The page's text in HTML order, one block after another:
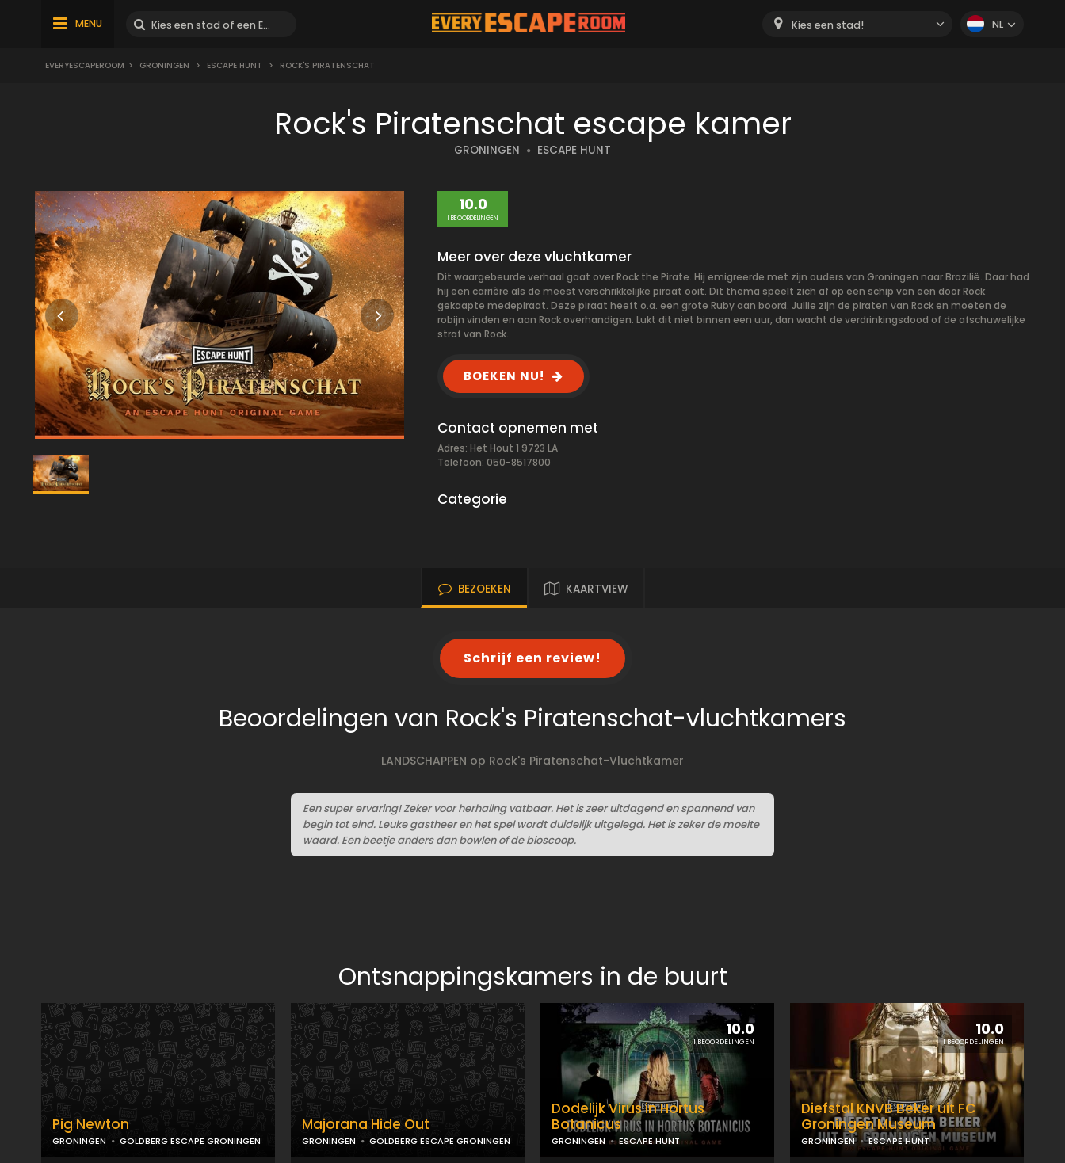
MENU Kies een stad! NL
EVERYESCAPEROOM > GRONINGEN > ESCAPE HUNT > ROCK'S PIRATENSCHAT
Rock's Piratenschat escape kamer
GRONINGEN ESCAPE HUNT
10.0
1 BEOORDELINGEN
Meer over deze vluchtkamer
Dit waargebeurde verhaal gaat over Rock the Pirate. Hij emigreerde met zijn ouders van Groningen naar Brazilië. Daar had
hij een carrière als de meest verschrikkelijke piraat ooit. Dit thema speelt zich af op een schip van een door Rock
gekaapte medepiraat. Deze piraat heeft o.a. een grote Ruby aan boord. Jullie zijn de piraten van Rock en moeten de
robijn vinden en aan Rock overhandigen. Lukt dit niet binnen een uur, dan wacht de verdrinkingsdood of de afschuwelijke
straf van Rock.
BOEKEN NU!
Contact opnemen met
Adres: Het Hout 1 9723 LA
Telefoon: 050-8517800
Categorie
BEZOEKEN KAARTVIEW
Schrijf een review!
Beoordelingen van Rock's Piratenschat-vluchtkamers
LANDSCHAPPEN op Rock's Piratenschat-Vluchtkamer
Een super ervaring! Zeker voor herhaling vatbaar. Het is zeer uitdagend en spannend van
begin tot eind. Leuke gastheer en het spel wordt duidelijk uitgelegd. Het is zeker de moeite
waard. Een beetje anders dan bowlen of de bioscoop.
Ontsnappingskamers in de buurt
Pig Newton
GRONINGEN GOLDBERG ESCAPE GRONINGEN
Majorana Hide Out
GRONINGEN GOLDBERG ESCAPE GRONINGEN
10.0
1 BEOORDELINGEN
Dodelijk Virus in Hortus
Botanicus
GRONINGEN ESCAPE HUNT
10.0
1 BEOORDELINGEN
Diefstal KNVB Beker uit FC
Groningen Museum
GRONINGEN ESCAPE HUNT